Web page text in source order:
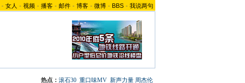
- 女人 - 视频 - 播客 - 邮件 - 博客 - 微博 - BBS - 我说两句
热点： 滚石30 重口味MV 新声力量 周杰伦